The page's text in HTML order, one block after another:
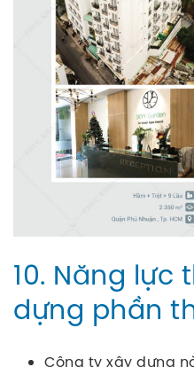
10. Năng lực
dựng phần
Công ty xây dựng